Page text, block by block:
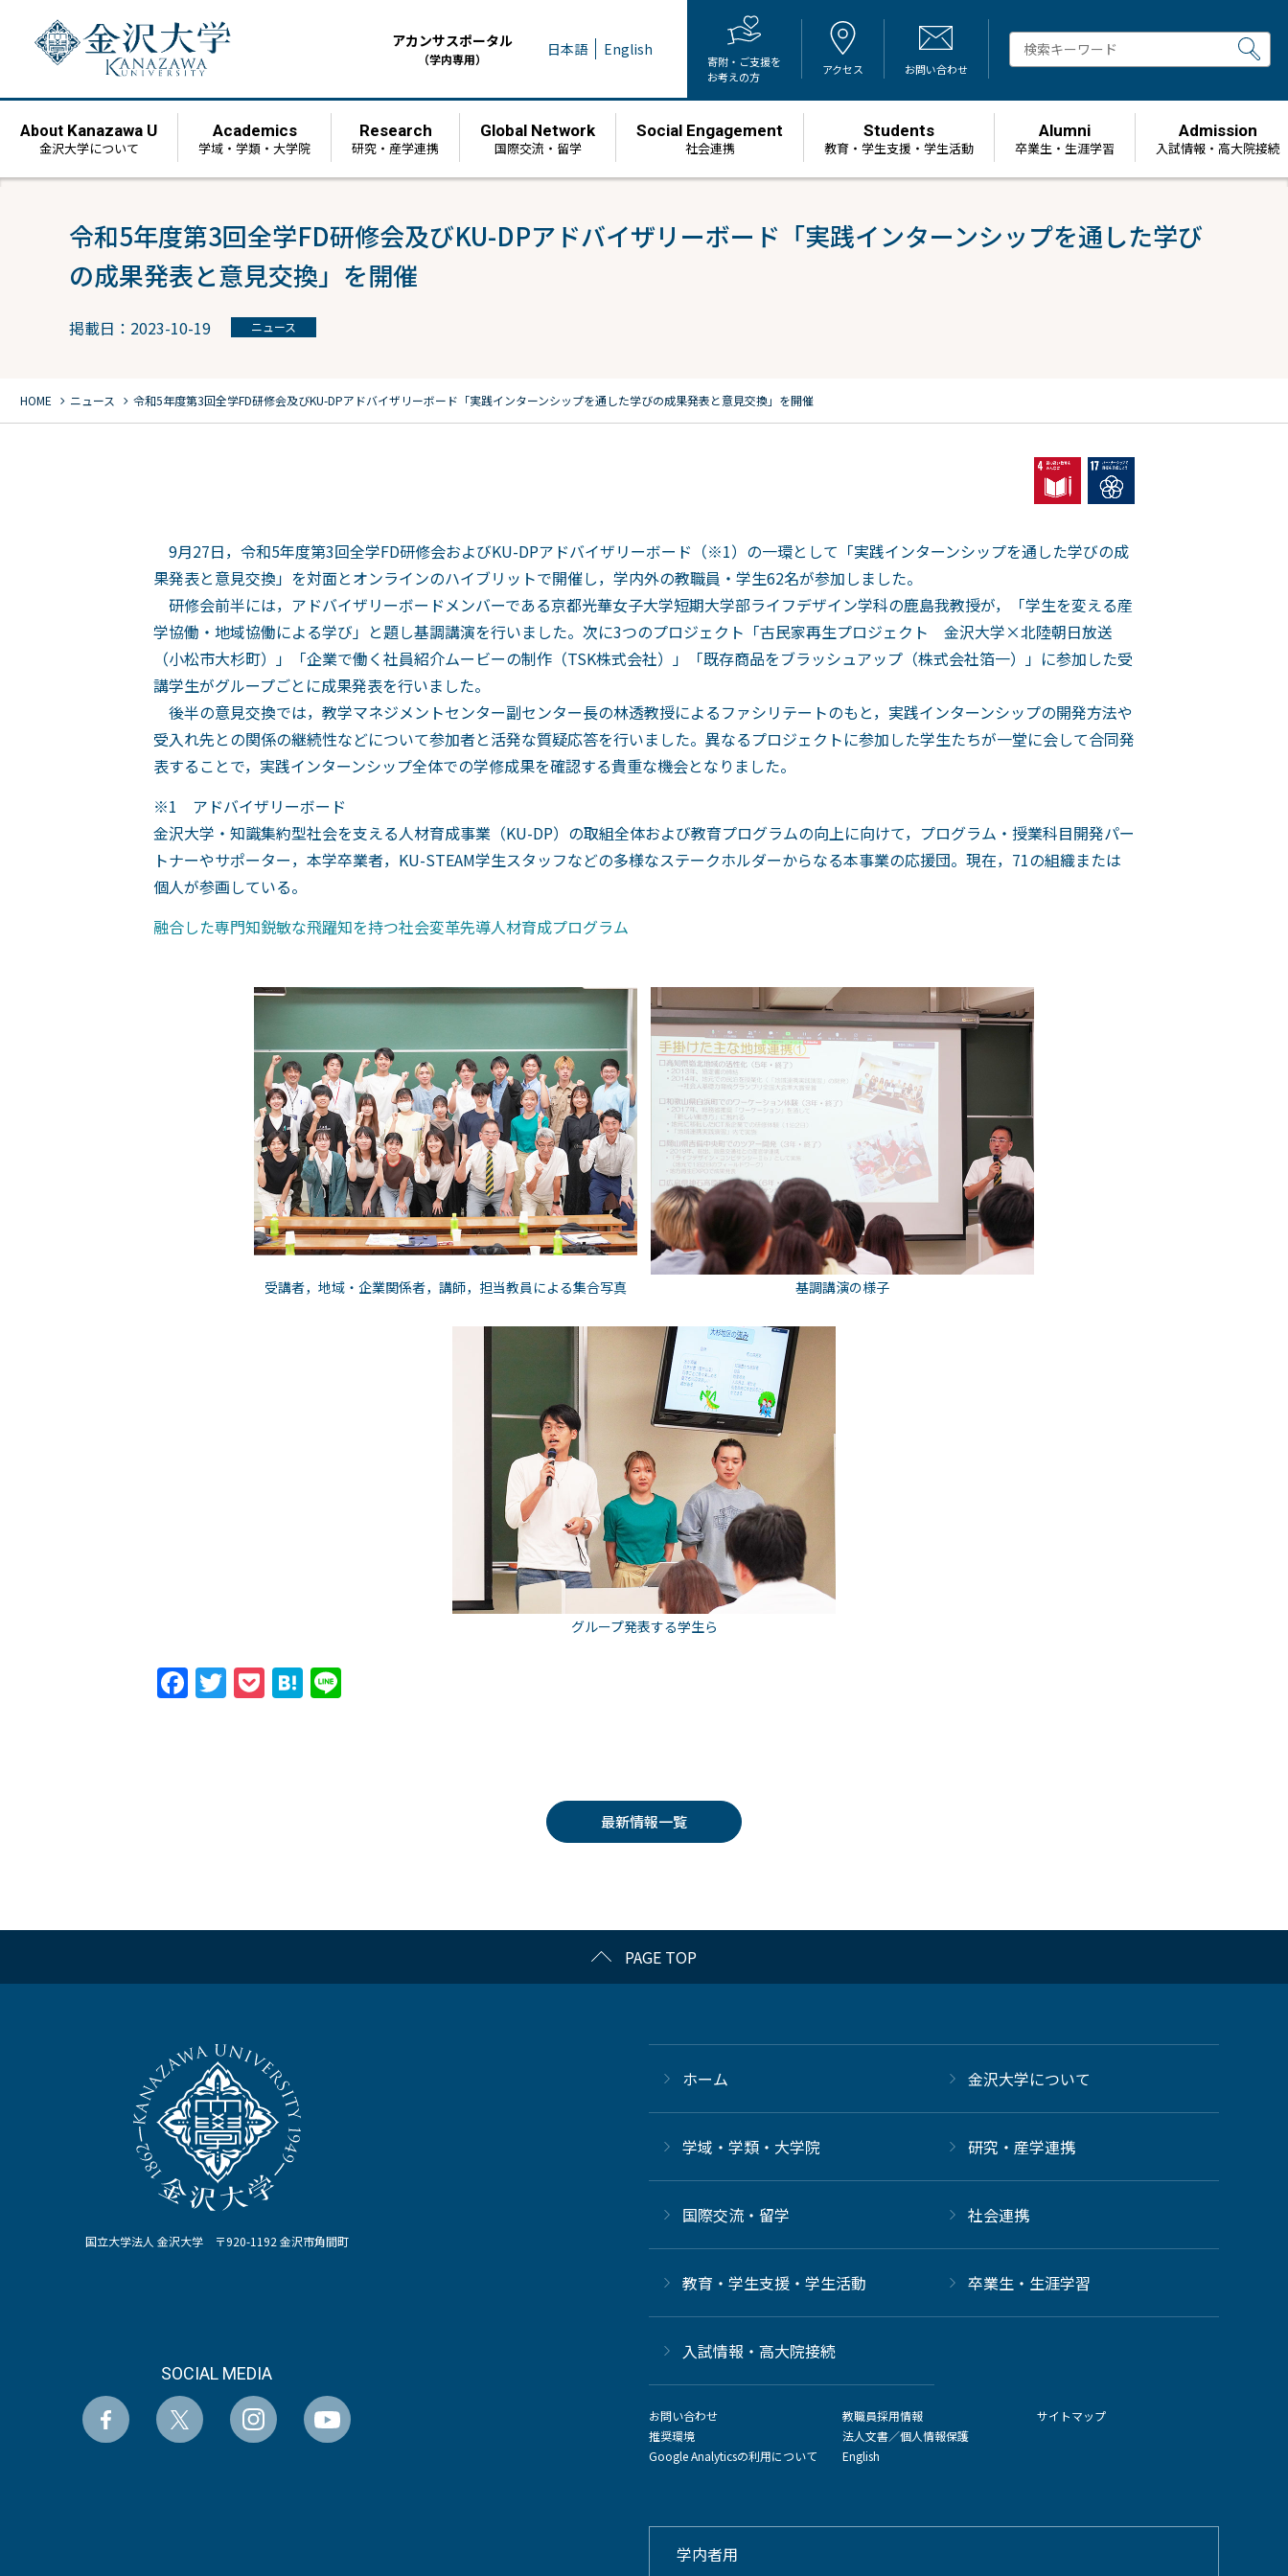
アカンサスポータル
（学内専用） 日本語 English
寄附・ご支援を
お考えの方
アクセス お問い合わせ
About Kanazawa U
金沢大学について
Academics
学域・学類・大学院
Research
研究・産学連携
Global Network
国際交流・留学
Social Engagement
社会連携
Students
教育・学生支援・学生活動
Alumni
卒業生・生涯学習
Admission
⼊試情報・高大院接続
令和5年度第3回全学FD研修会及びKU-DPアドバイザリーボード「実践インターンシップを通した学び
の成果発表と意見交換」を開催
掲載日：2023-10-19 ニュース
HOME chevron_right ニュース chevron_right 令和5年度第3回全学FD研修会及びKU-DPアドバイザリーボード「実践インターンシップを通した学びの成果発表と意見交換」を開催
9月27日，令和5年度第3回全学FD研修会およびKU-DPアドバイザリーボード（※1）の一環として「実践インターンシップを通した学びの成
果発表と意見交換」を対面とオンラインのハイブリットで開催し，学内外の教職員・学生62名が参加しました。
研修会前半には，アドバイザリーボードメンバーである京都光華女子大学短期大学部ライフデザイン学科の鹿島我教授が，「学生を変える産
学協働・地域協働による学び」と題し基調講演を行いました。次に3つのプロジェクト「古民家再生プロジェクト 金沢大学×北陸朝日放送
（小松市大杉町）」「企業で働く社員紹介ムービーの制作（TSK株式会社）」「既存商品をブラッシュアップ（株式会社箔一）」に参加した受
講学生がグループごとに成果発表を行いました。
後半の意見交換では，教学マネジメントセンター副センター長の林透教授によるファシリテートのもと，実践インターンシップの開発方法や
受入れ先との関係の継続性などについて参加者と活発な質疑応答を行いました。異なるプロジェクトに参加した学生たちが一堂に会して合同発
表することで，実践インターンシップ全体での学修成果を確認する貴重な機会となりました。
※1 アドバイザリーボード
金沢大学・知識集約型社会を支える人材育成事業（KU-DP）の取組全体および教育プログラムの向上に向けて，プログラム・授業科目開発パー
トナーやサポーター，本学卒業者，KU-STEAM学生スタッフなどの多様なステークホルダーからなる本事業の応援団。現在，71の組織または
個人が参画している。
融合した専門知鋭敏な飛躍知を持つ社会変革先導人材育成プログラム
受講者，地域・企業関係者，講師，担当教員による集合写真 基調講演の様子
グループ発表する学生ら
Facebook
Twitter
PocketHatena
最新情報一覧
PAGE TOP
国立大学法人 金沢大学 〒920-1192 金沢市角間町
SOCIAL MEDIA
ホーム 金沢大学について
学域・学類・大学院 研究・産学連携
国際交流・留学 社会連携
教育・学生支援・学生活動 卒業生・生涯学習
⼊試情報・高大院接続
お問い合わせ
推奨環境
Google Analyticsの利用について
教職員採用情報
法人文書／個人情報保護
English
サイトマップ
学内者用